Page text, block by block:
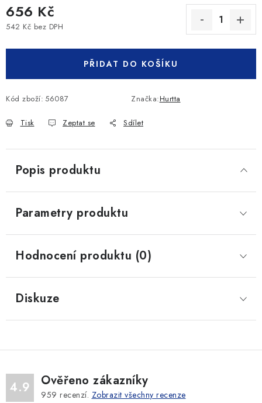
656 Kč
542 Kč bez DPH
PŘIDAT DO KOŠÍKU
Kód zboží: 56087 Značka:Hurtta
Tisk Zeptat se Sdílet
Popis produktu
Parametry produktu
Hodnocení produktu (0)
Diskuze
4.9 Ověřeno zákazníky
959 recenzí. Zobrazit všechny recenze